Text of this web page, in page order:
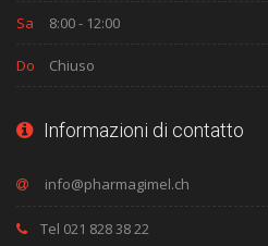
Sa 8:00 - 12:00
Do Chiuso
Informazioni di contatto
Tel 021 828 38 22